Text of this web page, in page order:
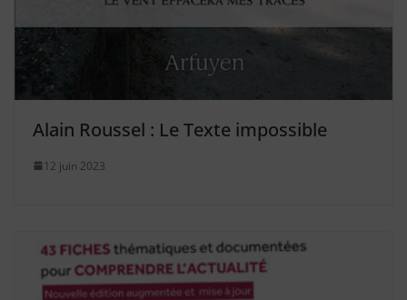
Alain Roussel : Le Texte impossible
12 juin 2023